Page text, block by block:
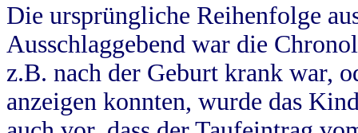
Die ursprüngliche Reihenfolge
Ausschlaggebend war die
z.B. nach der Geburt krank war,
anzeigen konnten, wurde das